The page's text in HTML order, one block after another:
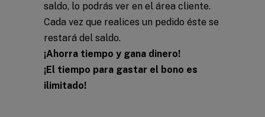
saldo, lo podrás ver en el área cliente.
Cada vez que realices un pedido éste se
restará del saldo.
¡Ahorra tiempo y gana dinero!
¡El tiempo para gastar el bono es
ilimitado!